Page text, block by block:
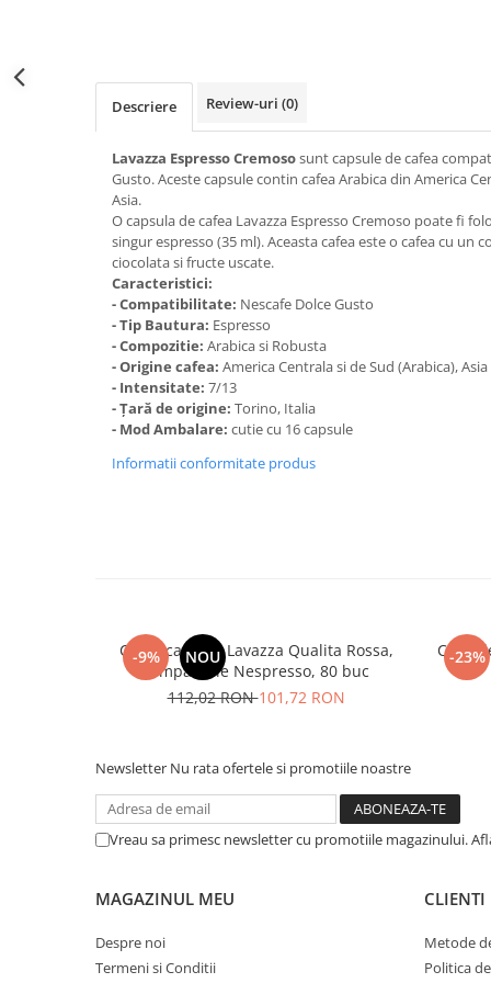
Descriere Review-uri (0)
Lavazza Espresso Cremososunt capsule de cafea
Gusto. Aceste capsule contin cafea Arabica din America
Asia.
O capsula de cafea Lavazza Espresso Cremoso poate fi
singur espresso (35 ml). Aceasta cafea este o cafea cu un
ciocolata si fructe uscate.
Caracteristici:
- Compatibilitate: Nescafe Dolce Gusto
- Tip Bautura: Espresso
- Compozitie: Arabica si Robusta
- Origine cafea: America Centrala si de Sud (Arabica),
- Intensitate: 7/13
- Țară de origine: Torino, Italia
- Mod Ambalare: cutie cu 16 capsule
Informatii conformitate produs
-9% NOU
Cafea capsule Lavazza Qualita Rossa,
compatibile Nespresso, 80 buc
112,02 RON101,72 RON
-23%
Newsletter Nu rata ofertele si promotiile noastre
Vreau sa primesc newsletter cu promotiile magazinului.
MAGAZINUL MEU
Despre noi
Termeni si Conditii
CLIENTI
Metode
Politica